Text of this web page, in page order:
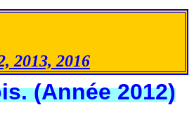
2013, 2016
(Année 2012)